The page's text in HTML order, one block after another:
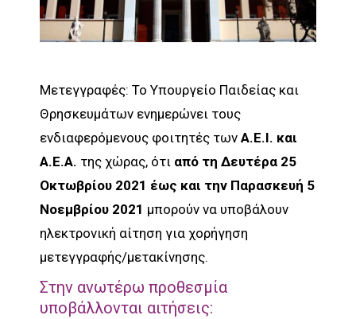
Μετεγγραφές: Το Υπουργείο Παιδείας και
Θρησκευμάτων ενημερώνει τους
ενδιαφερόμενους φοιτητές των Α.Ε.Ι. και
Α.Ε.Α. της χώρας, ότι από τη Δευτέρα 25
Οκτωβρίου 2021 έως και την Παρασκευή 5
Νοεμβρίου 2021 μπορούν να υποβάλουν
ηλεκτρονική αίτηση για χορήγηση
μετεγγραφής/μετακίνησης.
Στην ανωτέρω προθεσμία
υποβάλλονται αιτήσεις: